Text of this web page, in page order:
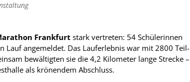
Frank­furt stark ver­tre­ten: 54 Schü­le­rin­nen
Lauf ange­mel­det. Das Lauf­erleb­nis war mit 2800 Teil­
bewäl­tig­ten sie die 4,2 Kilo­me­ter lange Stre­cke –
als krö­nen­dem Abschluss.